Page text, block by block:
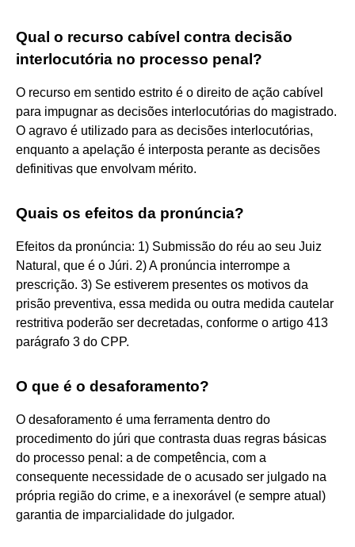
Qual o recurso cabível contra decisão
interlocutória no processo penal?
O recurso em sentido estrito é o direito de ação cabível
para impugnar as decisões interlocutórias do magistrado.
O agravo é utilizado para as decisões interlocutórias,
enquanto a apelação é interposta perante as decisões
definitivas que envolvam mérito.
Quais os efeitos da pronúncia?
Efeitos da pronúncia: 1) Submissão do réu ao seu Juiz
Natural, que é o Júri. 2) A pronúncia interrompe a
prescrição. 3) Se estiverem presentes os motivos da
prisão preventiva, essa medida ou outra medida cautelar
restritiva poderão ser decretadas, conforme o artigo 413
parágrafo 3 do CPP.
O que é o desaforamento?
O desaforamento é uma ferramenta dentro do
procedimento do júri que contrasta duas regras básicas
do processo penal: a de competência, com a
consequente necessidade de o acusado ser julgado na
própria região do crime, e a inexorável (e sempre atual)
garantia de imparcialidade do julgador.